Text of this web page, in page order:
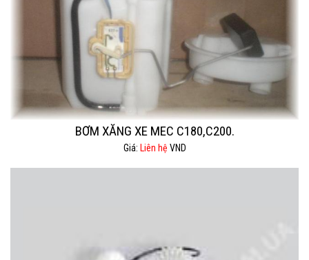
BƠM XĂNG XE MEC C180,C200.
Giá: Liên hệ VND